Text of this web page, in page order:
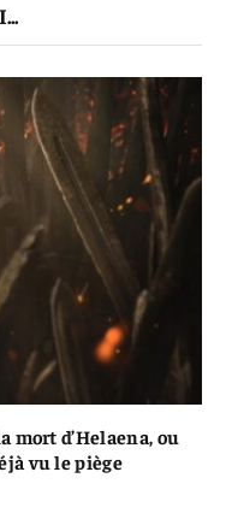
mort d’Helaena, ou
vu le piège